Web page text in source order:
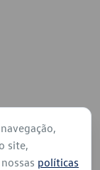
site,
políticas